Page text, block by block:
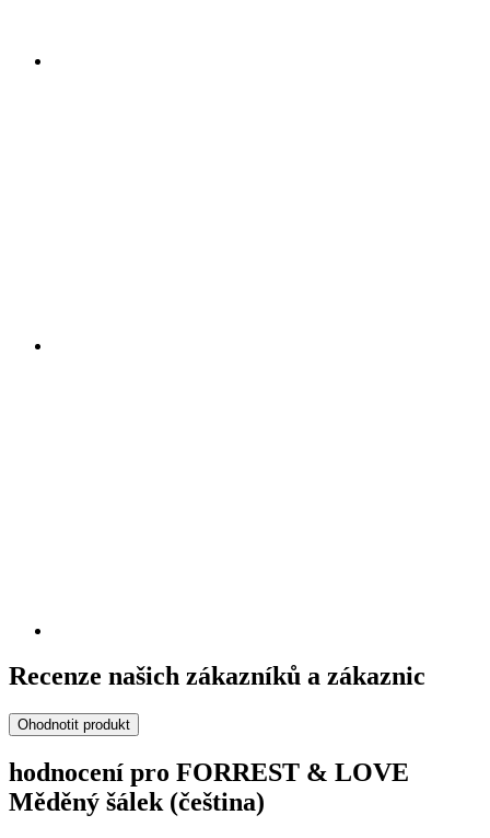
Recenze našich zákazníků a zákaznic
Ohodnotit produkt
hodnocení pro FORREST & LOVE
Měděný šálek (čeština)